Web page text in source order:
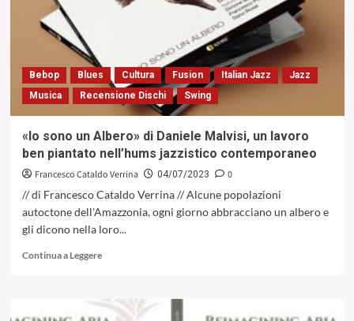
di
una
solarità
una
napoletanità
espansiva,
guarda
in
molteplici
Bebop Blues Cultura Fusion Italian Jazz
Jazz
Musica
Recensione Dischi Swing
«Io sono un Albero» di Daniele Malvisi, un lavoro
ben piantato nell’hums jazzistico contemporaneo
Francesco Cataldo Verrina 04/07/2023
0
// di Francesco Cataldo Verrina // Alcune popolazioni
autoctone dell'Amazzonia, ogni giorno abbracciano un albero e
gli dicono nella loro...
Continua a LeggereLeggi
«Io